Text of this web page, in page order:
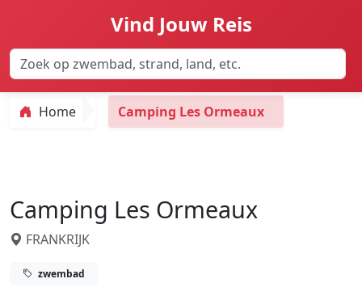
Vind Jouw Reis
Home Camping Les Ormeaux
Camping Les Ormeaux
FRANKRIJK
zwembad